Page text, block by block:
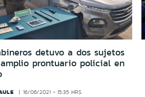
detuvo a dos sujetos
prontuario policial en
16/06/2021 - 15:35 HRS